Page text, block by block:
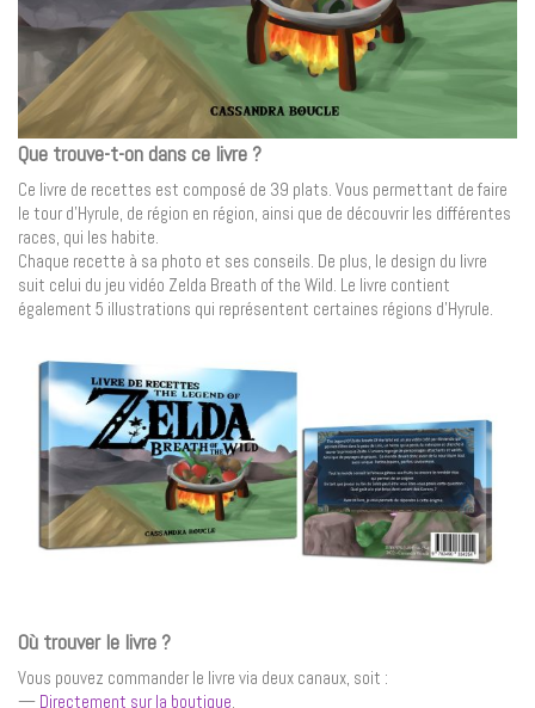
Que trouve-t-on dans ce livre ?
Ce livre de recettes est composé de 39 plats. Vous permettant de faire
le tour d’Hyrule, de région en région, ainsi que de découvrir les différentes
races, qui les habite.
Chaque recette à sa photo et ses conseils. De plus, le design du livre
suit celui du jeu vidéo Zelda Breath of the Wild. Le livre contient
également 5 illustrations qui représentent certaines régions d’Hyrule.
Où trouver le livre ?
Vous pouvez commander le livre via deux canaux, soit :
— Directement sur la boutique.